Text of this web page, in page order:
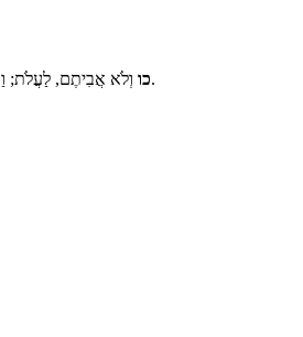
כווְלֹא אֲבִיתֶם, לַעֲלֹת; וַתַּמְרוּ, אֶת-פִּי יְהוָה אֱלֹהֵיכֶם.